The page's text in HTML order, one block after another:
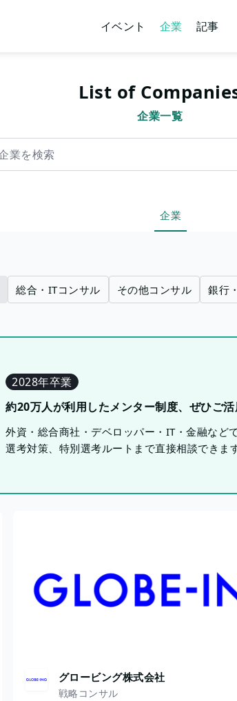
イベント 企業 記事
List of
企業一覧
企業
総合・ITコンサル その他コンサル 銀行
2028年卒業
約20万人が利用したメンター制度、ぜひご
外資・総合商社・デベロッパー・IT・金融など
選考対策、特別選考ルートまで直接相談できます
グロービング株式会社
戦略コンサル